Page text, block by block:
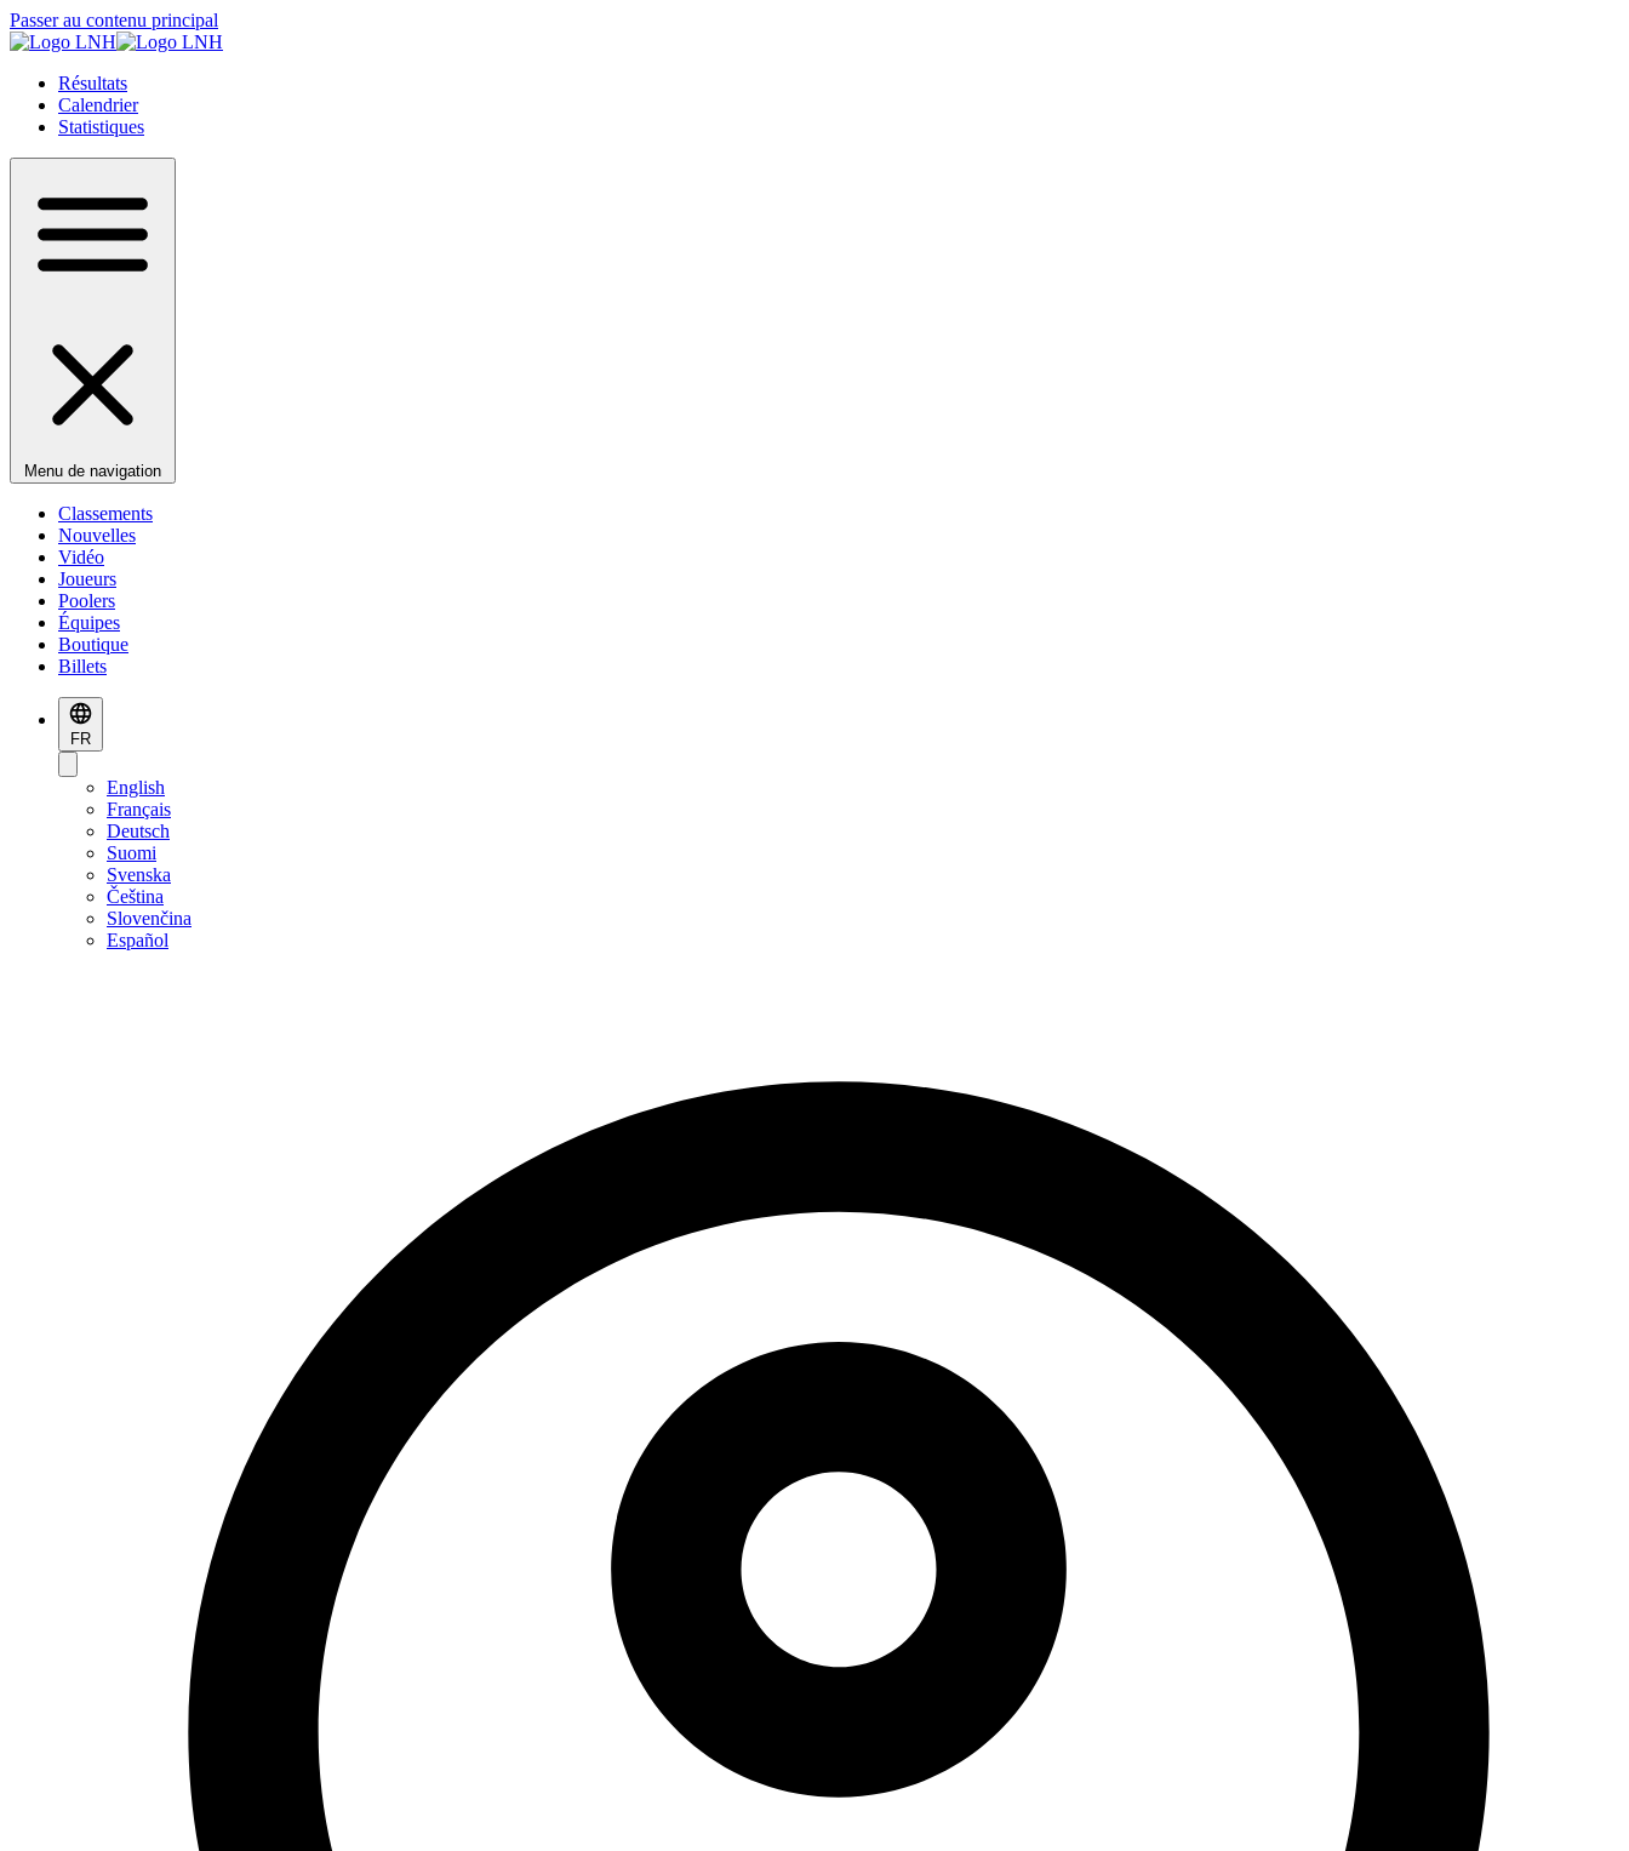
Passer au contenu principal
Résultats
Calendrier
Statistiques
Menu de navigation
Classements
Nouvelles
Vidéo
Joueurs
Poolers
Équipes
Boutique
Billets
FR
English
Français
Deutsch
Suomi
Svenska
Čeština
Slovenčina
Español